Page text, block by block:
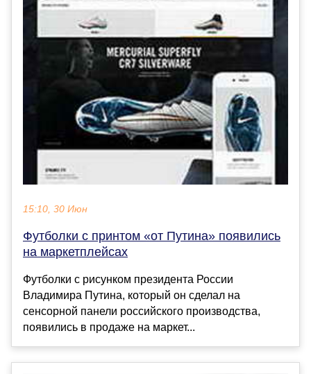
15:10, 30 Июн
Футболки с принтом «от Путина» появились
на маркетплейсах
Футболки с рисунком президента России
Владимира Путина, который он сделал на
сенсорной панели российского производства,
появились в продаже на маркет...